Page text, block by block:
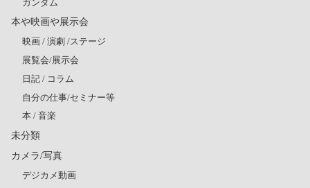
ガンダム
本や映画や展示会
映画 / 演劇 /ステージ
展覧会/展示会
日記 / コラム
自分の仕事/セミナー等
本 / 音楽
未分類
カメラ/写真
デジカメ動画